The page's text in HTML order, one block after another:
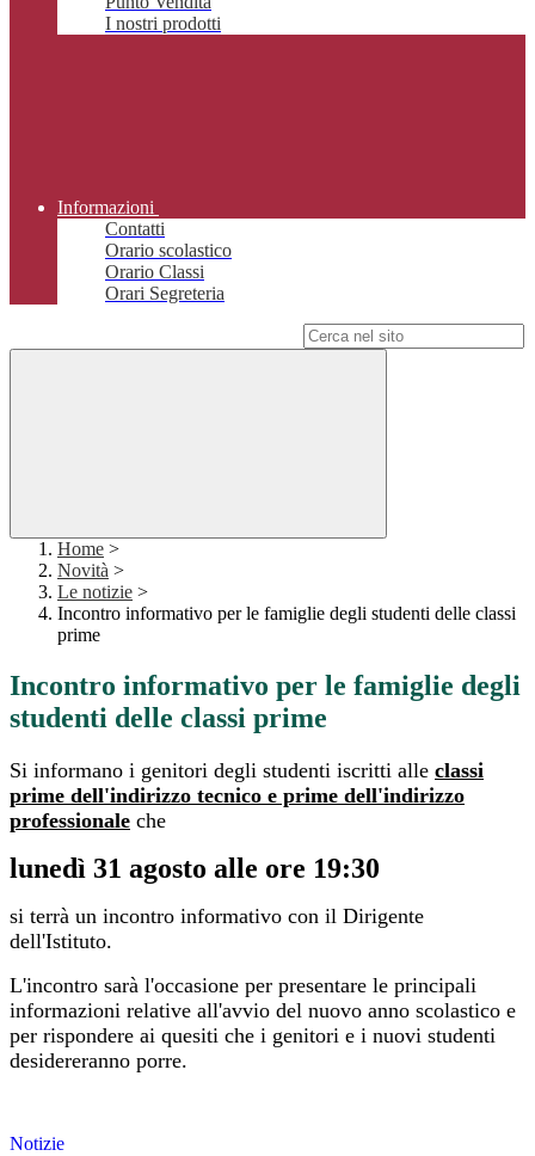
I nostri prodotti
Informazioni
Contatti
Orario scolastico
Orario Classi
Orari Segreteria
Home >
Novità >
Le notizie >
Incontro informativo per le famiglie degli studenti delle classi
prime
Incontro informativo per le famiglie degli
studenti delle classi prime
Si informano i genitori degli studenti iscritti alle classi
prime dell'indirizzo tecnico e prime dell'indirizzo
professionale che
lunedì 31 agosto alle ore 19:30
si terrà un incontro informativo con il Dirigente
dell'Istituto.
L'incontro sarà l'occasione per presentare le principali
informazioni relative all'avvio del nuovo anno scolastico e
per rispondere ai quesiti che i genitori e i nuovi studenti
desidereranno porre.
Notizie